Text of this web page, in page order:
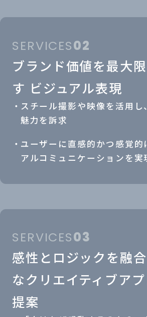
SERVICES02
ブランド価値を最大
す ビジュアル表現
スチール撮影や映像を活用し
魅力を訴求
ユーザーに直感的かつ感覚的
アルコミュニケーションを実
SERVICES03
感性とロジックを融
なクリエイティブア
提案